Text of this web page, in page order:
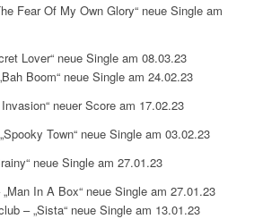
Fear Of My Own Glory“ neue Single am
Lover“ neue Single am 08.03.23
Boom“ neue Single am 24.02.23
Invasion“ neuer Score am 17.02.23
Town“ neue Single am 03.02.23
neue Single am 27.01.23
„Man In A Box“ neue Single am 27.01.23
– „Sista“ neue Single am 13.01.23